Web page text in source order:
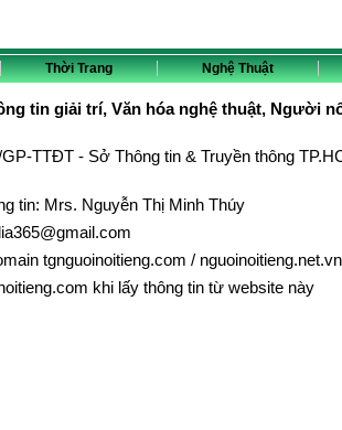
Thời Trang Nghệ Thuật
tin giải trí, Văn hóa nghệ thuật, Người
TTĐT - Sở Thông tin & Truyền thông
tin: Mrs. Nguyễn Thị Minh Thúy
tgnguoinoitieng.com / nguoinoitieng.net.vn
khi lấy thông tin từ website này